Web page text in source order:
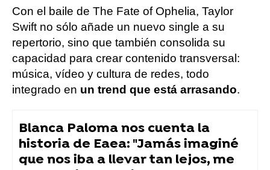
Con el baile de The Fate of Ophelia, Taylor
Swift no sólo añade un nuevo single a su
repertorio, sino que también consolida su
capacidad para crear contenido transversal:
música, vídeo y cultura de redes, todo
integrado en un trend que está arrasando.
Blanca Paloma nos cuenta la
historia de Eaea: "Jamás imaginé
que nos iba a llevar tan lejos, me